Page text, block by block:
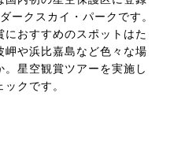
ークスカイ・パークです。
におすすめのスポットはた
岬や浜比嘉島など色々な場
星空観賞ツアーを実施し
クです。